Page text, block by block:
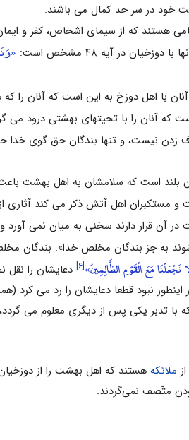
خود در سر حد کمال مى‏ باشند.
هستند که از سیماى اشخاص، کفر و
در آیه ۴۸ مشخص است:
با اهل دوزخ به این است که آنان را
آنان را با تحیت‏هاى بهشتى درود مى‏
نیست، و تنها بندگان حق ‏گوى خدا حق
بلند است که سلام‏شان به اهل بهشت
و مستکبران اهل آتش ذکر می کند آثاری
قرار دارند سخنی به میان نمی آورد و
به جز بندگان مخلص خدا». بندگان
مَعَ الْقَوْمِ الظَّالِمِينَ»[۶] دعایشان را نقل
نبود قطعا دعایشان را رد مى
با تدبر یکی پس از دیگری معلوم می
ملائکه‌ هستند که‌ اهل‌ بهشت‌ را از
متّصف نمى‌گردند.